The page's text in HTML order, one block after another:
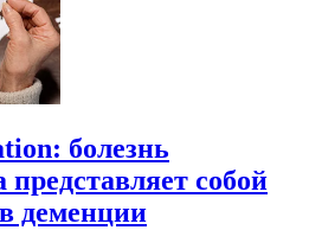
болезнь
собой
деменции